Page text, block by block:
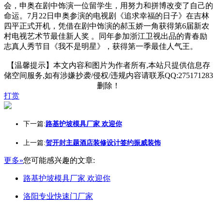
会，申奥在剧中饰演一位留学生，用努力和拼博改变了自己的
命运。7月22日申奥参演的电视剧《追求幸福的日子》在吉林
四平正式开机，凭借在剧中饰演的郝玉娇一角获得第6届新农
村电视艺术节最佳新人奖 。同年参加浙江卫视出品的青春励
志真人秀节目《我不是明星》，获得第一季最佳人气王。
【温馨提示】本文内容和图片为作者所有,本站只提供信息存
储空间服务,如有涉嫌抄袭/侵权/违规内容请联系QQ:275171283
删除！
打赏
下一篇:路基护坡模具厂家 欢迎你
上一篇:贺开封主题酒店装修设计签约振威装饰
更多»您可能感兴趣的文章:
路基护坡模具厂家 欢迎你
洛阳专业快速门厂家